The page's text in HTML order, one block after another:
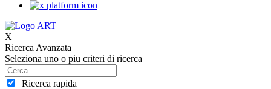
X
Ricerca Avanzata
Seleziona uno o piu criteri di ricerca
Ricerca rapida